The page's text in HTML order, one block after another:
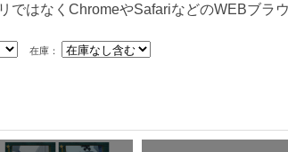
ではなくChromeやSafariなどのWEBブラ
在庫：